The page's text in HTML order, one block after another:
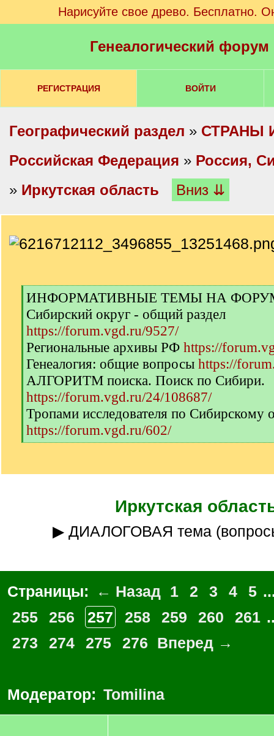
Нарисуйте свое древо. Бесплатно.
Генеалогический
РЕГИСТРАЦИЯ ВОЙТИ
Географический раздел » СТРАНЫ
Российская Федерация » Россия,
» Иркутская область Вниз ⇊
[
q
]
ИНФОРМАТИВНЫЕ ТЕМЫ НА
Сибирский округ - общий раздел
https://forum.vgd.ru/9527/
Региональные архивы РФ https://
Генеалогия: общие вопросы https://
АЛГОРИТМ поиска. Поиск по Сибири.
https://forum.vgd.ru/24/108687/
Тропами исследователя по Сибирскому
https://forum.vgd.ru/602/
[
]
Иркутская
▶ ДИАЛОГОВАЯ тема
Страницы: ← Назад 1 2 3 4 5
255
256 257 258 259 260 261
273
274 275 276 Вперед →
Модератор: Tomilina